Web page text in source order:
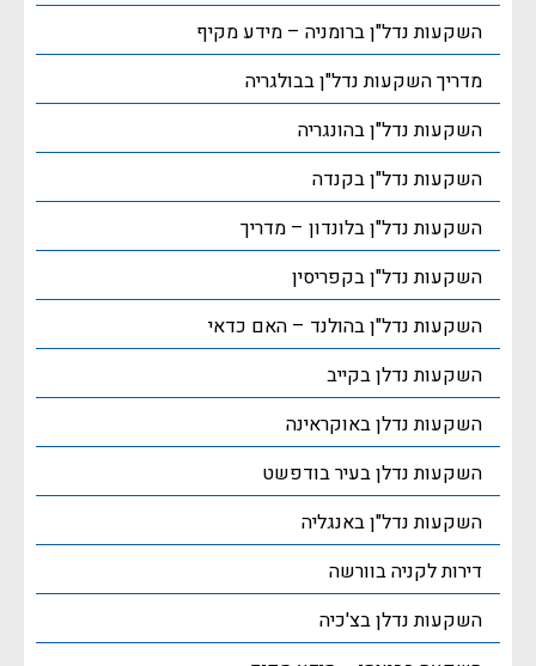
השקעות נדל"ן ברומניה – מידע מקיף
מדריך השקעות נדל"ן בבולגריה
השקעות נדל"ן בהונגריה
השקעות נדל"ן בקנדה
השקעות נדל"ן בלונדון – מדריך
השקעות נדל"ן בקפריסין
השקעות נדל"ן בהולנד – האם כדאי
השקעות נדלן בקייב
השקעות נדלן באוקראינה
השקעות נדלן בעיר בודפשט
השקעות נדל"ן באנגליה
דירות לקניה בוורשה
השקעות נדלן בצ'כיה